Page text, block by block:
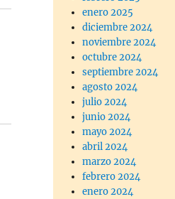
enero 2025
diciembre 2024
noviembre 2024
octubre 2024
septiembre 2024
agosto 2024
julio 2024
junio 2024
mayo 2024
abril 2024
marzo 2024
febrero 2024
enero 2024